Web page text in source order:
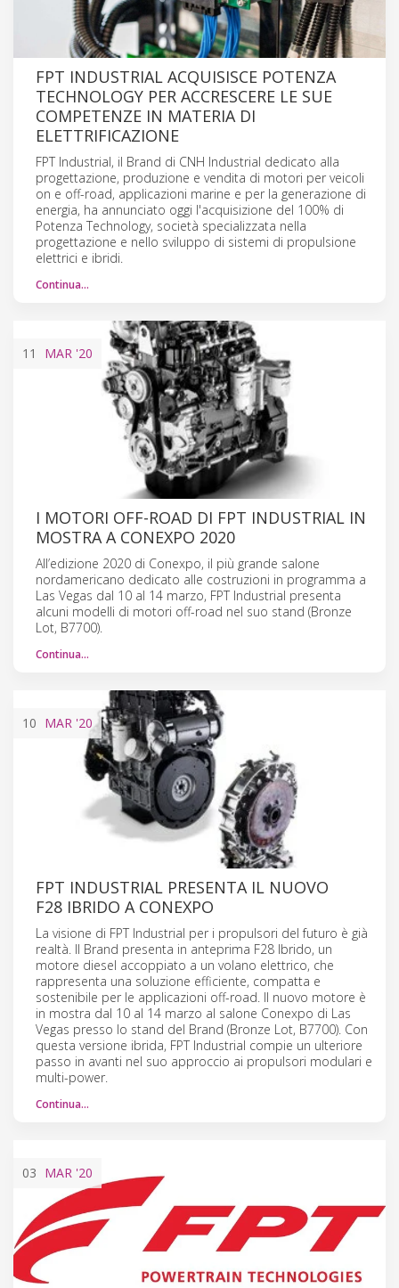
FPT INDUSTRIAL ACQUISISCE POTENZA
TECHNOLOGY PER ACCRESCERE LE SUE
COMPETENZE IN MATERIA DI
ELETTRIFICAZIONE
FPT Industrial, il Brand di CNH Industrial dedicato alla
progettazione, produzione e vendita di motori per veicoli
on e off-road, applicazioni marine e per la generazione di
energia, ha annunciato oggi l'acquisizione del 100% di
Potenza Technology, società specializzata nella
progettazione e nello sviluppo di sistemi di propulsione
elettrici e ibridi.
Continua…
11 MAR '20
I MOTORI OFF-ROAD DI FPT INDUSTRIAL IN
MOSTRA A CONEXPO 2020
All’edizione 2020 di Conexpo, il più grande salone
nordamericano dedicato alle costruzioni in programma a
Las Vegas dal 10 al 14 marzo, FPT Industrial presenta
alcuni modelli di motori off-road nel suo stand (Bronze
Lot, B7700).
Continua…
10 MAR '20
FPT INDUSTRIAL PRESENTA IL NUOVO
F28 IBRIDO A CONEXPO
La visione di FPT Industrial per i propulsori del futuro è già
realtà. Il Brand presenta in anteprima F28 Ibrido, un
motore diesel accoppiato a un volano elettrico, che
rappresenta una soluzione efficiente, compatta e
sostenibile per le applicazioni off-road. Il nuovo motore è
in mostra dal 10 al 14 marzo al salone Conexpo di Las
Vegas presso lo stand del Brand (Bronze Lot, B7700). Con
questa versione ibrida, FPT Industrial compie un ulteriore
passo in avanti nel suo approccio ai propulsori modulari e
multi-power.
Continua…
03 MAR '20